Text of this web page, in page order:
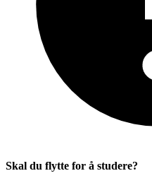
Skal du flytte for å studere?